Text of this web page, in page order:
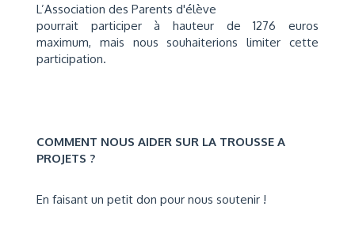
L’Association des Parents d'élève
pourrait participer à hauteur de 1276 euros
maximum, mais nous souhaiterions limiter cette
participation.
COMMENT NOUS AIDER SUR LA TROUSSE A
PROJETS ?
En faisant un petit don pour nous soutenir !